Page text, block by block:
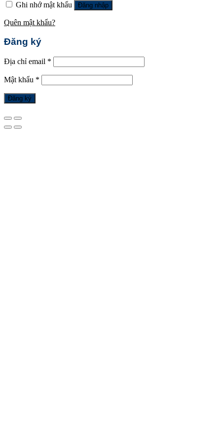
Ghi nhớ mật khẩu Đăng nhập
Quên mật khẩu?
Đăng ký
Địa chỉ email *
Mật khẩu *
Đăng ký